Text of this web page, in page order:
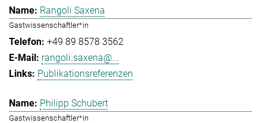
Rangoli Saxena
Gastwissenschaftler*in
+49 89 8578 3562
rangoli.saxena@...
Publikationsreferenzen
Philipp Schubert
Gastwissenschaftler*in